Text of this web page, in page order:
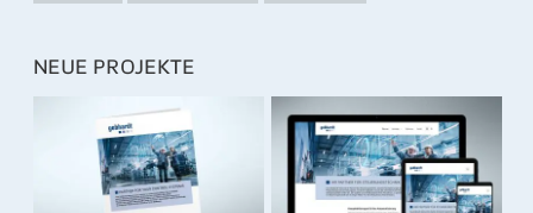
NEUE PROJEKTE